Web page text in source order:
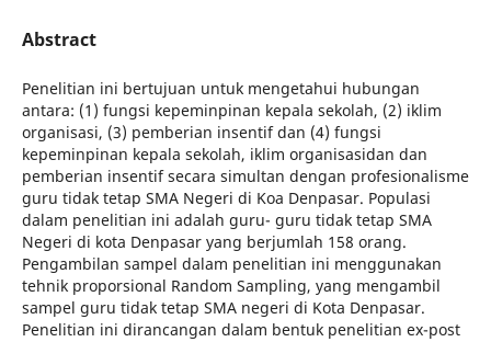
Abstract
Penelitian ini bertujuan untuk mengetahui hubungan
antara: (1) fungsi kepeminpinan kepala sekolah, (2) iklim
organisasi, (3) pemberian insentif dan (4) fungsi
kepeminpinan kepala sekolah, iklim organisasidan dan
pemberian insentif secara simultan dengan profesionalisme
guru tidak tetap SMA Negeri di Koa Denpasar. Populasi
dalam penelitian ini adalah guru- guru tidak tetap SMA
Negeri di kota Denpasar yang berjumlah 158 orang.
Pengambilan sampel dalam penelitian ini menggunakan
tehnik proporsional Random Sampling, yang mengambil
sampel guru tidak tetap SMA negeri di Kota Denpasar.
Penelitian ini dirancangan dalam bentuk penelitian ex-post